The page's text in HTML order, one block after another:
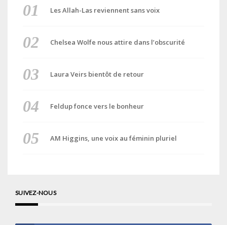
Les Allah-Las reviennent sans voix
Chelsea Wolfe nous attire dans l’obscurité
Laura Veirs bientôt de retour
Feldup fonce vers le bonheur
AM Higgins, une voix au féminin pluriel
SUIVEZ-NOUS